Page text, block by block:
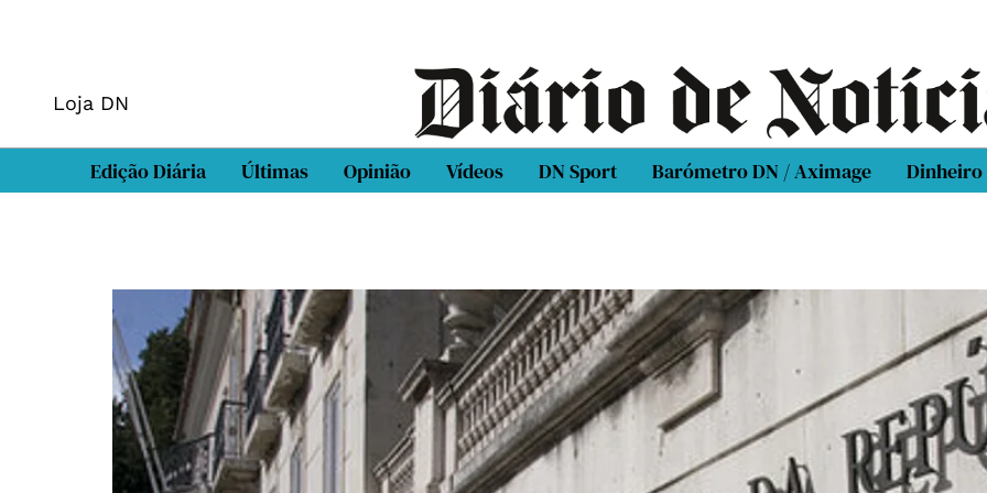
Loja DN
Edição Diária Últimas Opinião Vídeos DN Sport Barómetro DN / Aximage Dinheiro